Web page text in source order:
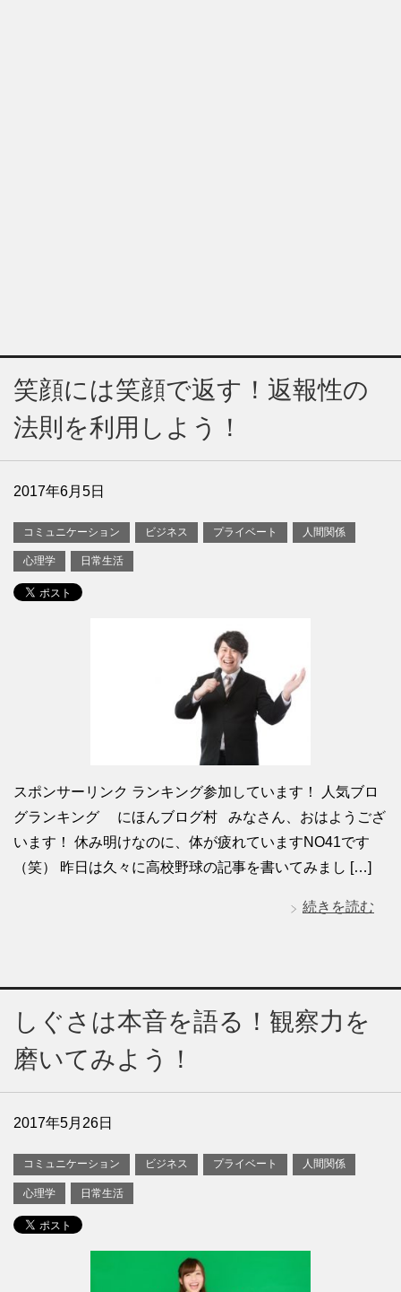
笑顔には笑顔で返す！返報性の
法則を利用しよう！
2017年6月5日
コミュニケーション ビジネス プライベート 人間関係
心理学 日常生活
スポンサーリンク ランキング参加しています！ 人気ブロ
グランキング にほんブログ村 みなさん、おはようござ
います！ 休み明けなのに、体が疲れていますNO41です
（笑） 昨日は久々に高校野球の記事を書いてみまし […]
続きを読む
しぐさは本音を語る！観察力を
磨いてみよう！
2017年5月26日
コミュニケーション ビジネス プライベート 人間関係
心理学 日常生活